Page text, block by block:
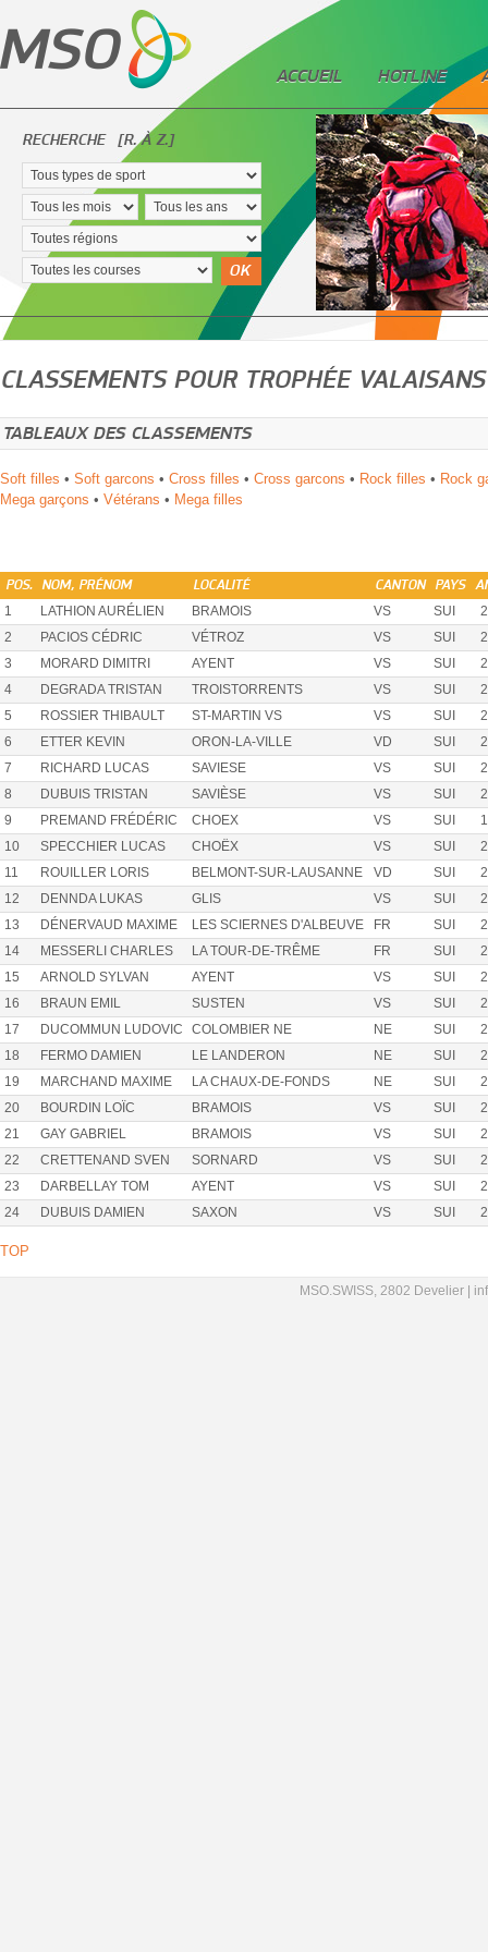
ACCUEIL HOTLINE
RECHERCHE [R. À Z.]
OK
CLASSEMENTS POUR TROPHÉE VALAISANS
TABLEAUX DES CLASSEMENTS
Soft filles • Soft garcons • Cross filles • Cross garcons • Rock filles • Rock
Mega garçons • Vétérans • Mega filles
POS. NOM, PRÉNOM LOCALITÉ CANTON PAYS
1 LATHION AURÉLIEN BRAMOIS VS SUI
2
PACIOS CÉDRIC VÉTROZ VS SUI
3
MORARD DIMITRI AYENT VS SUI
4
DEGRADA TRISTAN TROISTORRENTS VS SUI
5
ROSSIER THIBAULT ST-MARTIN VS VS SUI
6
ETTER KEVIN ORON-LA-VILLE VD SUI
7
RICHARD LUCAS SAVIESE VS SUI
8
DUBUIS TRISTAN SAVIÈSE VS SUI
9
PREMAND FRÉDÉRIC CHOEX VS SUI
10
SPECCHIER LUCAS CHOËX VS SUI
11
ROUILLER LORIS BELMONT-SUR-LAUSANNE VD SUI
12
DENNDA LUKAS GLIS VS SUI
13
DÉNERVAUD MAXIME LES SCIERNES D'ALBEUVE FR SUI
14
MESSERLI CHARLES LA TOUR-DE-TRÊME FR SUI
15
ARNOLD SYLVAN AYENT VS SUI
16
BRAUN EMIL SUSTEN VS SUI
17
DUCOMMUN LUDOVIC COLOMBIER NE NE SUI
18
FERMO DAMIEN LE LANDERON NE SUI
19
MARCHAND MAXIME LA CHAUX-DE-FONDS NE SUI
20
BOURDIN LOÏC BRAMOIS VS SUI
21
GAY GABRIEL BRAMOIS VS SUI
22
CRETTENAND SVEN SORNARD VS SUI
23
DARBELLAY TOM AYENT VS SUI
24
DUBUIS DAMIEN SAXON VS SUI
TOP
MSO.SWISS, 2802 Develier |